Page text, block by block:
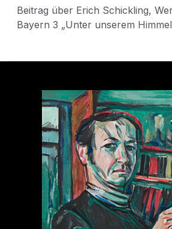
Beitrag über Erich Schickling,
Bayern 3 „Unter unserem